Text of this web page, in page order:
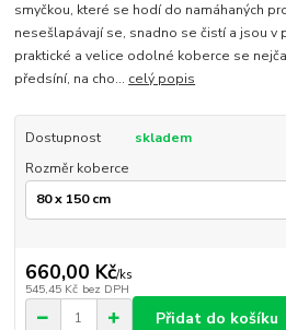
smyčkou, které se hodí do namáhaných
nesešlapávají se, snadno se čistí a jsou v
praktické a velice odolné koberce se
předsíní, na cho... celý popis
Dostupnost
skladem
Rozměr koberce
660,00 Kč/ks
545,45 Kč bez DPH
Přidat do košíku